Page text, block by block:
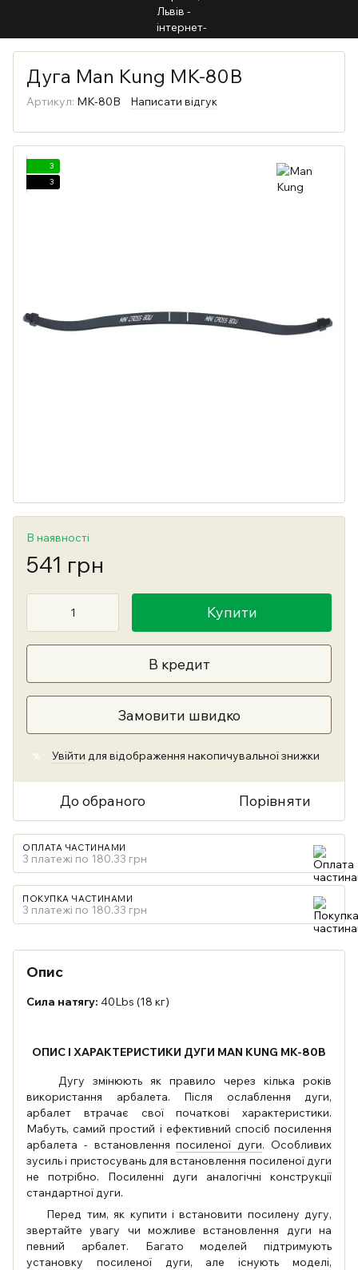
Дуга Man Kung MK-80B
Артикул: MK-80B Написати відгук
3
3
В наявності
541 грн
Купити
В кредит
Замовити швидко
% Увійти для відображення накопичувальної знижки
До обраного Порівняти
ОПЛАТА ЧАСТИНАМИ
3 платежі по 180.33 грн
ПОКУПКА ЧАСТИНАМИ
3 платежі по 180.33 грн
Опис
Сила натягу: 40Lbs (18 кг)
ОПИС І ХАРАКТЕРИСТИКИ ДУГИ MAN KUNG MK-80B
Дугу змінюють як правило через кілька років
використання арбалета. Після ослаблення дуги,
арбалет втрачає свої початкові характеристики.
Мабуть, самий простий і ефективний спосіб посилення
арбалета - встановленняпосиленої дуги. Особливих
зусиль і пристосувань для встановлення посиленої дуги
не потрібно. Посиленні дуги аналогічні конструкції
стандартної дуги.
Перед тим, як купити і встановити посилену дугу,
звертайте увагу чи можливе встановлення дуги на
певний арбалет. Багато моделей підтримують
установку посиленої дуги, але існують моделі,